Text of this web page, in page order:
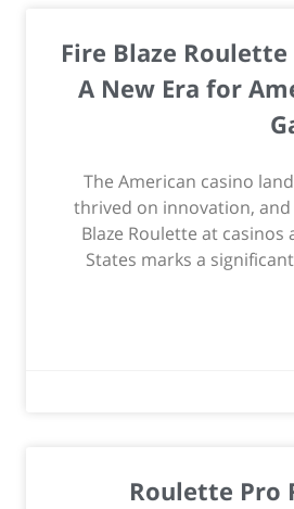
Fire Blaze Roulette
A New Era for
The American casino
thrived on innovation,
Blaze Roulette at
States marks a
Roulette Pro